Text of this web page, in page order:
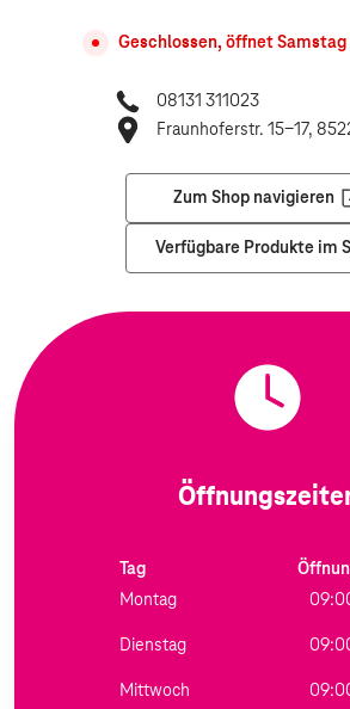
Geschlossen, öffnetSamstag
08131 311023
Fraunhoferstr. 15-17,
Zum Shop navigieren
Öffnet in
Verfügbare Produkte im
Tag
Montag
Dienstag
Mittwoch